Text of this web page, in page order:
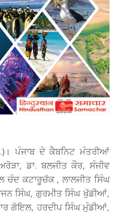
ਪੰਜਾਬ ਦੇ ਕੈਬਨਿਟ ਮੰਤਰੀਆਂ
ਡਾ. ਬਲਜੀਤ ਕੌਰ, ਸੰਜੀਵ
ਚੰਦ ਕਟਾਰੂਚੱਕ , ਲਾਲਜੀਤ ਸਿੰਘ
ਸਿੰਘ, ਗੁਰਮੀਤ ਸਿੰਘ ਖੁੱਡੀਆਂ,
ਗੋਇਲ, ਹਰਦੀਪ ਸਿੰਘ ਮੁੰਡੀਆਂ,